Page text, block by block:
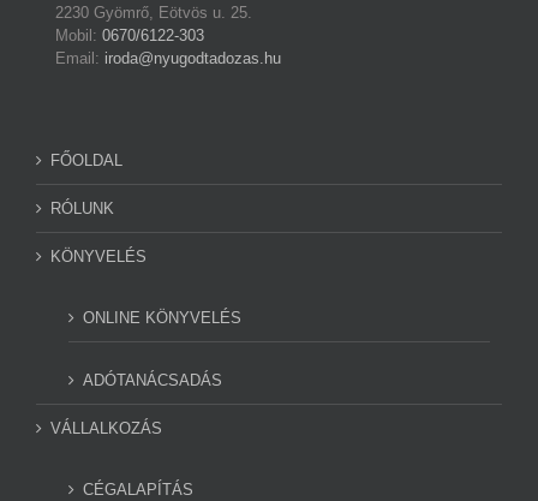
2230 Gyömrő, Eötvös u. 25.
Mobil: 0670/6122-303
Email: iroda@nyugodtadozas.hu
FŐOLDAL
RÓLUNK
KÖNYVELÉS
ONLINE KÖNYVELÉS
ADÓTANÁCSADÁS
VÁLLALKOZÁS
CÉGALAPÍTÁS